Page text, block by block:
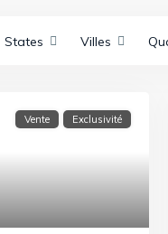
States Villes
Vente Exclusivité